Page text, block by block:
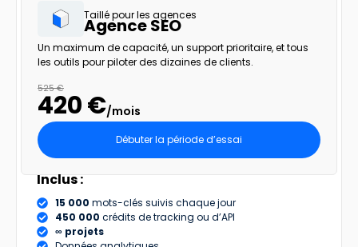
Taillé pour les agences
Agence SEO
Un maximum de capacité, un support prioritaire, et tous
les outils pour piloter des dizaines de clients.
525 €
420 €/mois
Débuter la période d’essai
Inclus :
15 000 mots-clés suivis chaque jour
450 000 crédits de tracking ou d’API
∞ projets